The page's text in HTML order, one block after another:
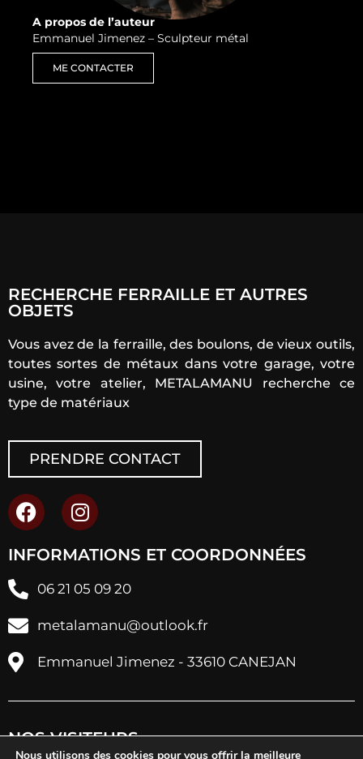
A propos de l’auteur
Emmanuel Jimenez – Sculpteur métal
ME CONTACTER
RECHERCHE FERRAILLE ET AUTRES
OBJETS
Vous avez de la ferraille, des boulons, de vieux outils,
toutes sortes de métaux dans votre garage, votre
usine, votre atelier, METALAMANU recherche ce
type de matériaux
PRENDRE CONTACT
INFORMATIONS ET COORDONNÉES
06 21 05 09 20
metalamanu@outlook.fr
Emmanuel Jimenez - 33610 CANEJAN
NOS VISITEURS
Nous utilisons des cookies pour vous offrir la meilleure